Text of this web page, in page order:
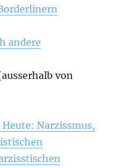
andere
von
Narzissmus,